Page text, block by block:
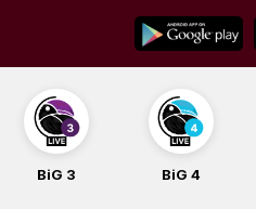
content
BiG 3 BiG 4